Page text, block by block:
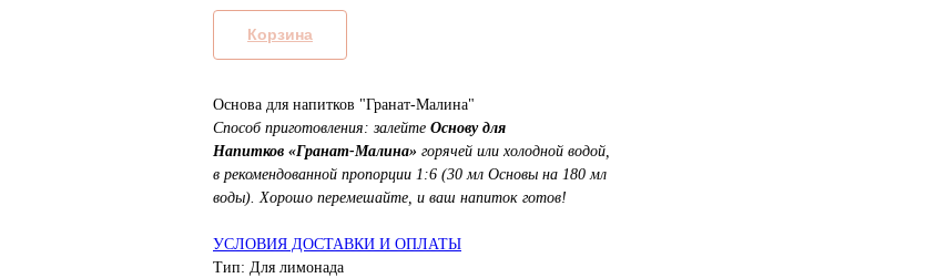
Корзина
Основа для напитков "Гранат-Малина"
Способ приготовления: залейте Основу для
Напитков «Гранат-Малина» горячей или холодной водой,
в рекомендованной пропорции 1:6 (30 мл Основы на 180 мл
воды). Хорошо перемешайте, и ваш напиток готов!
УСЛОВИЯ ДОСТАВКИ И ОПЛАТЫ
Тип: Для лимонада